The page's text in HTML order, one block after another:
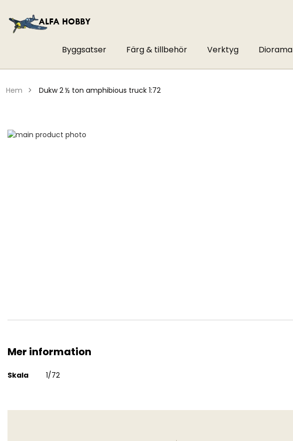
Byggsatser Färg & tillbehör Verktyg Diorama
hem dukw 2 ½ ton amphibious truck 1:72
Hoppa
Mer information
Mer
Skala 1/72